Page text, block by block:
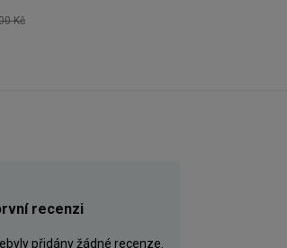
Kč
recenzi
přidány žádné recenze.